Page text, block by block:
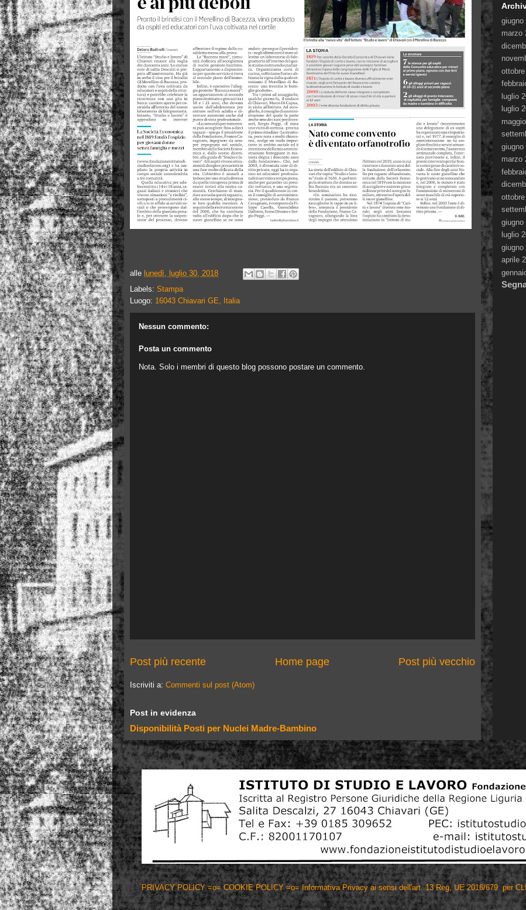
alle lunedì, luglio 30, 2018
Labels: Stampa
Luogo: 16043 Chiavari GE, Italia
Nessun commento:
Posta un commento
Nota. Solo i membri di questo blog possono postare un commento.
Post più recente Post più vecchio
Home page
Iscriviti a: Commenti sul post (Atom)
Post in evidenza
Disponibilità Posti per Nuclei Madre-Bambino
giugno
marzo
luglio
luglio
giugno
marzo
giugno
luglio
giugno
aprile
PRIVACY POLICY=o= COOKIE POLICY=o= Informativa Privacy ai sensi dell'art. 13 Reg, UE 2016/679 per